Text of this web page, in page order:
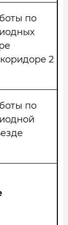
по
2
по